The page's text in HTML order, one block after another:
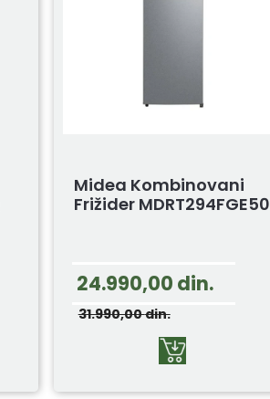
Midea Kombinovani
Frižider MDRT294FGE50
24.990,00 din.
31.990,00din.